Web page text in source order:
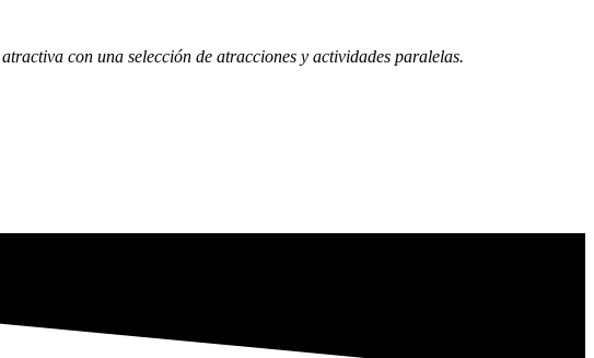
con una selección de atracciones y actividades paralelas.